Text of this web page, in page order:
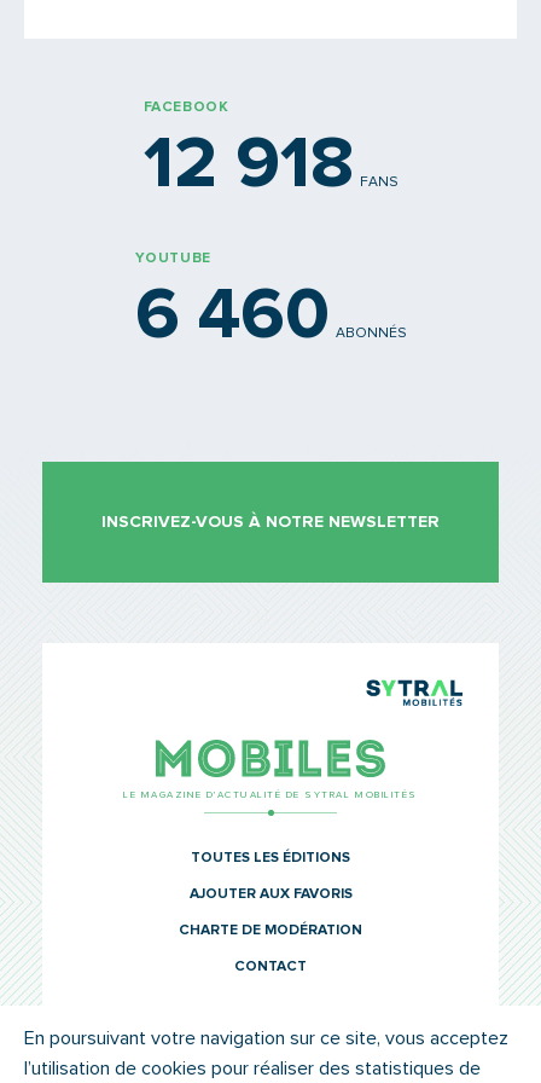
FACEBOOK
12 918 FANS
YOUTUBE
6 460 ABONNÉS
INSCRIVEZ-VOUS À NOTRE NEWSLETTER
LE MAGAZINE D’ACTUALITÉ DE SYTRAL MOBILITÉS
TOUTES LES ÉDITIONS
AJOUTER AUX FAVORIS
CHARTE DE MODÉRATION
CONTACT
© SYTRAL MOBILITÉS 2022 MENTIONS LÉGALES
En poursuivant votre navigation sur ce site, vous acceptez
l’utilisation de cookies pour réaliser des statistiques de